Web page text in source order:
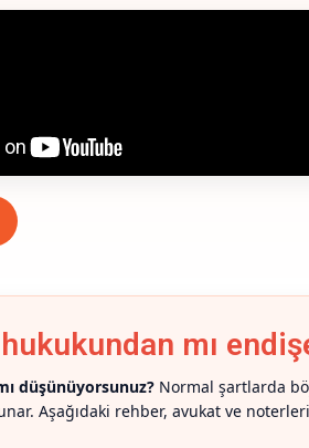
mı
düşünüyorsunuz? Normal şartlarda
Aşağıdaki rehber, avukat ve